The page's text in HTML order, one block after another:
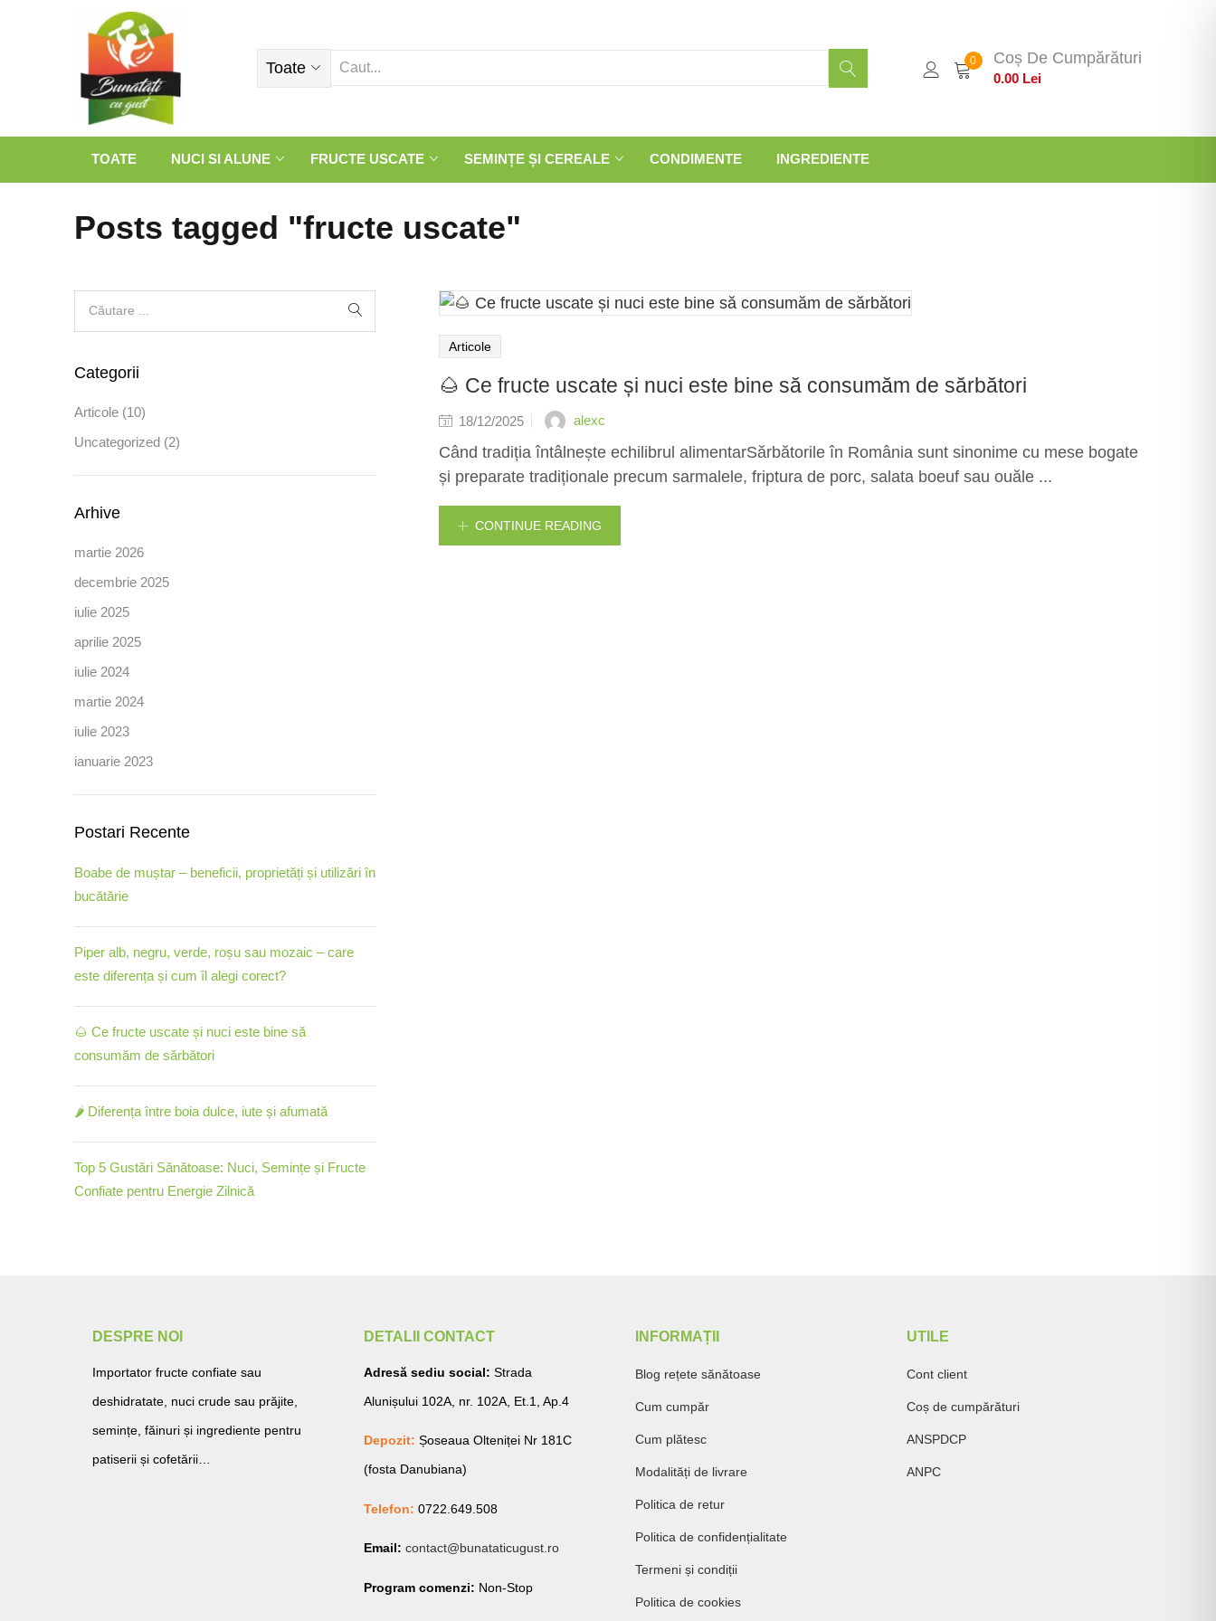
Toate 0 Coș De Cumpărături
0.00 Lei
TOATE NUCI SI ALUNE FRUCTE USCATE SEMINȚE ȘI CEREALE CONDIMENTE INGREDIENTE
Posts tagged "fructe uscate"
Articole
🌰 Ce fructe uscate și nuci este bine să consumăm de sărbători
18/12/2025 alexc
Când tradiția întâlnește echilibrul alimentarSărbătorile în România sunt sinonime cu mese bogate
și preparate tradiționale precum sarmalele, friptura de porc, salata boeuf sau ouăle ...
CONTINUE READING
Categorii
Articole (10)
Uncategorized (2)
Arhive
martie 2026
decembrie 2025
iulie 2025
aprilie 2025
iulie 2024
martie 2024
iulie 2023
ianuarie 2023
Postari Recente
Boabe de muștar – beneficii, proprietăți și utilizări în
bucătărie
Piper alb, negru, verde, roșu sau mozaic – care
este diferența și cum îl alegi corect?
🌰 Ce fructe uscate și nuci este bine să
consumăm de sărbători
🌶️ Diferența între boia dulce, iute și afumată
Top 5 Gustări Sănătoase: Nuci, Semințe și Fructe
Confiate pentru Energie Zilnică
DESPRE NOI
Importator fructe confiate sau
deshidratate, nuci crude sau prăjite,
semințe, făinuri și ingrediente pentru
patiserii și cofetării…
DETALII CONTACT
Adresă sediu social: Strada
Alunișului 102A, nr. 102A, Et.1, Ap.4
Depozit: Șoseaua Olteniței Nr 181C
(fosta Danubiana)
Telefon: 0722.649.508
Email: contact@bunataticugust.ro
Program comenzi: Non-Stop
INFORMAȚII
Blog rețete sănătoase
Cum cumpăr
Cum plătesc
Modalități de livrare
Politica de retur
Politica de confidențialitate
Termeni și condiții
Politica de cookies
UTILE
Cont client
Coș de cumpărături
ANSPDCP
ANPC